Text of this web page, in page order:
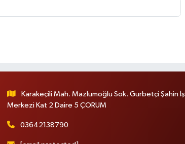
Karakeçili Mah. Mazlumoğlu Sok. Gurbetçi Şahin İş
Merkezi Kat 2 Daire 5 ÇORUM
03642138790